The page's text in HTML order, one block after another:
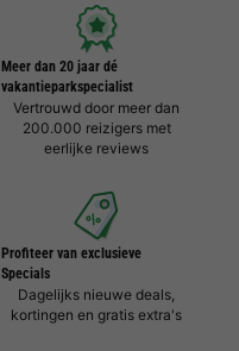
Meer dan 20 jaar dé
vakantieparkspecialist
Vertrouwd door meer dan
200.000 reizigers met
eerlijke reviews
Profiteer van exclusieve
Specials
Dagelijks nieuwe deals,
kortingen en gratis extra's